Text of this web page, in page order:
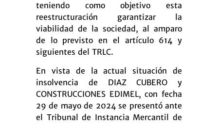
teniendo como objetivo esta
reestructuración garantizar la
viabilidad de la sociedad, al amparo
de lo previsto en el artículo 614 y
siguientes del TRLC.
En vista de la actual situación de
insolvencia de DIAZ CUBERO y
CONSTRUCCIONES EDIMEL, con fecha
29 de mayo de 2024 se presentó ante
el Tribunal de Instancia Mercantil de